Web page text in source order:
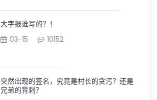
大字报谁写的？！
03-15
10152
突然出现的签名，究竟是村长的贪污？还是
兄弟的背刺？